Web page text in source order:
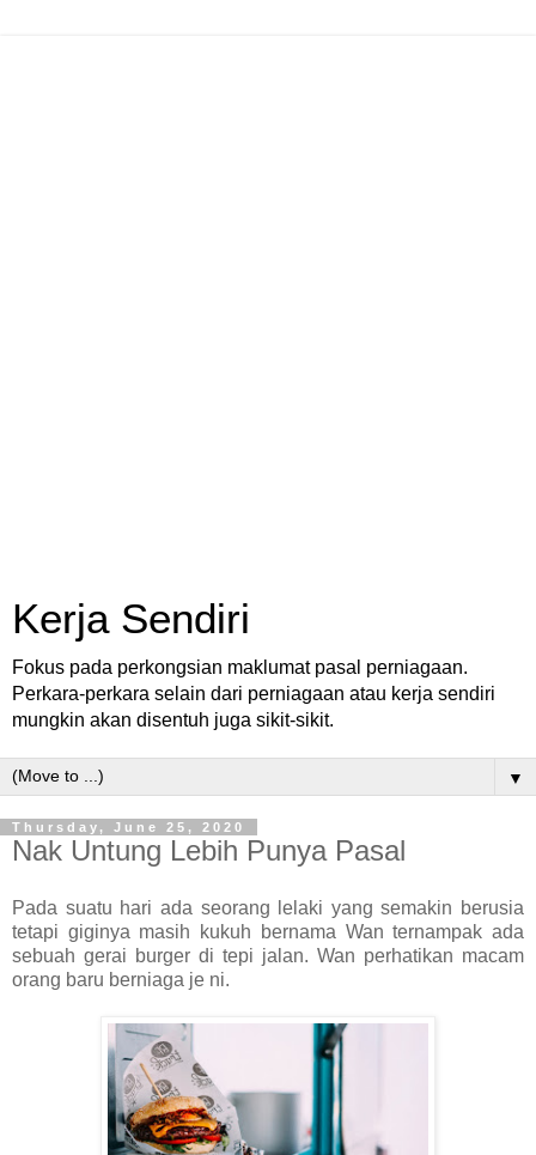
Kerja Sendiri
Fokus pada perkongsian maklumat pasal perniagaan.
Perkara-perkara selain dari perniagaan atau kerja sendiri
mungkin akan disentuh juga sikit-sikit.
▼
Thursday, June 25, 2020
Nak Untung Lebih Punya Pasal
Pada suatu hari ada seorang lelaki yang semakin berusia
tetapi giginya masih kukuh bernama Wan ternampak ada
sebuah gerai burger di tepi jalan. Wan perhatikan macam
orang baru berniaga je ni.